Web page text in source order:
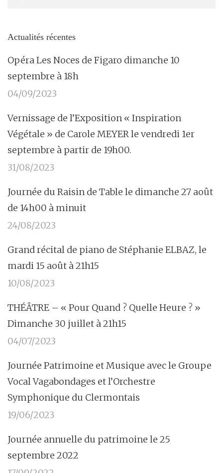
Actualités récentes
Opéra Les Noces de Figaro dimanche 10
septembre à 18h
04/09/2023
Vernissage de l’Exposition « Inspiration
Végétale » de Carole MEYER le vendredi 1er
septembre à partir de 19h00.
31/08/2023
Journée du Raisin de Table le dimanche 27 août
de 14h00 à minuit
24/08/2023
Grand récital de piano de Stéphanie ELBAZ, le
mardi 15 août à 21h15
10/08/2023
THÉÂTRE – « Pour Quand ? Quelle Heure ? »
Dimanche 30 juillet à 21h15
04/07/2023
Journée Patrimoine et Musique avec le Groupe
Vocal Vagabondages et l’Orchestre
Symphonique du Clermontais
19/06/2023
Journée annuelle du patrimoine le 25
septembre 2022